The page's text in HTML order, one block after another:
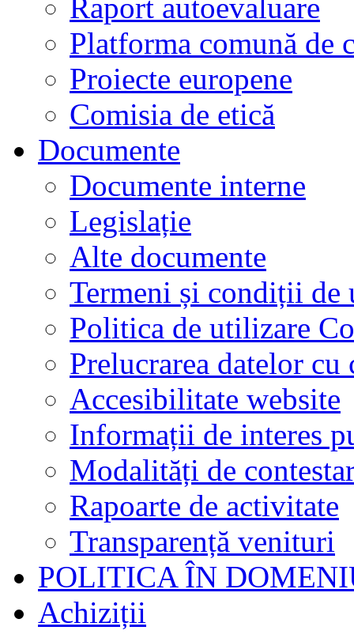
Raport autoevaluare
Platforma comună de
Proiecte europene
Comisia de etică
Documente
Documente interne
Legislație
Alte documente
Termeni și condiții de
Politica de utilizare
Prelucrarea datelor cu
Accesibilitate website
Informații de interes
Modalități de
Rapoarte de activitate
Transparență venituri
POLITICA ÎN
Achiziții